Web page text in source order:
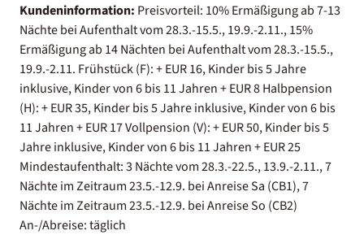
Kundeninformation: Preisvorteil: 10% Ermäßigung ab 7-13
Nächte bei Aufenthalt vom 28.3.-15.5., 19.9.-2.11., 15%
Ermäßigung ab 14 Nächten bei Aufenthalt vom 28.3.-15.5.,
19.9.-2.11. Frühstück (F): + EUR 16, Kinder bis 5 Jahre
inklusive, Kinder von 6 bis 11 Jahren + EUR 8 Halbpension
(H): + EUR 35, Kinder bis 5 Jahre inklusive, Kinder von 6 bis
11 Jahren + EUR 17 Vollpension (V): + EUR 50, Kinder bis 5
Jahre inklusive, Kinder von 6 bis 11 Jahren + EUR 25
Mindestaufenthalt: 3 Nächte vom 28.3.-22.5., 13.9.-2.11., 7
Nächte im Zeitraum 23.5.-12.9. bei Anreise Sa (CB1), 7
Nächte im Zeitraum 23.5.-12.9. bei Anreise So (CB2)
An-/Abreise: täglich